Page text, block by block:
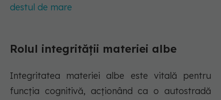
destul de mare
Rolul integrității materiei albe
Integritatea materiei albe este vitală pentru
funcția cognitivă, acționând ca o autostradă